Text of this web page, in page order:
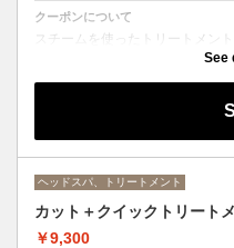
クーポンについて
スチームを使ったトリートメント
髪質によりトリートメントを使
シャンプー台でリラックスして
See
ヘッドスパ、トリートメント
カット＋クイックトリート
￥9,300